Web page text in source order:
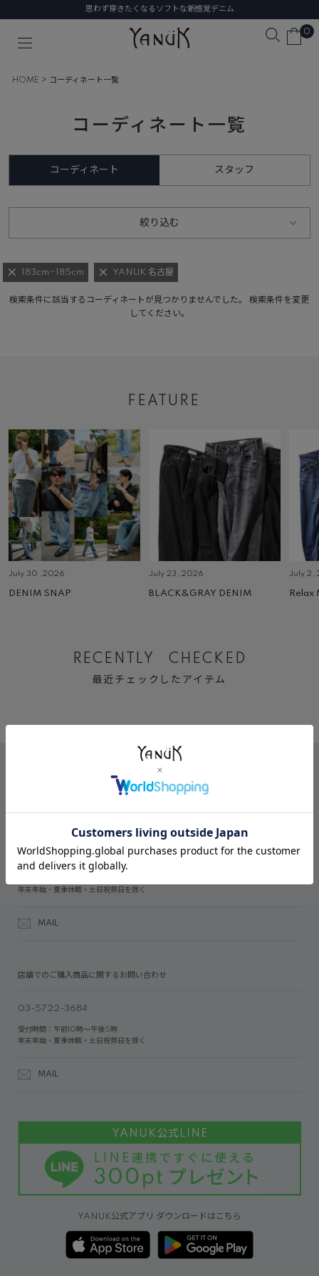
思わず穿きたくなるソフトな新感覚デニム
0
HOME コーディネート一覧
コーディネート一覧
コーディネート スタッフ
絞り込む
183cm~185cm YANUK 名古屋
検索条件に該当するコーディネートが見つかりませんでした。 検索条件を変更
してください。
FEATURE
July 30 ,2026
DENIM SNAP
July 23 ,2026
BLACK&GRAY DENIM
July 2
Relax
RECENTLY CHECKED
最近チェックしたアイテム
03-6809-2611
年末年始・夏季休暇・土日祝祭日を除く
MAIL
店舗でのご購入商品に関するお問い合わせ
03-5722-3684
受付時間：午前10時～午後5時
年末年始・夏季休暇・土日祝祭日を除く
MAIL
YANUK公式アプリ ダウンロードはこちら